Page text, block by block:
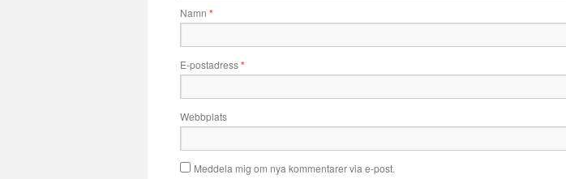
Namn *
E-postadress*
Webbplats
Meddela mig om nya kommentarer via e-post.